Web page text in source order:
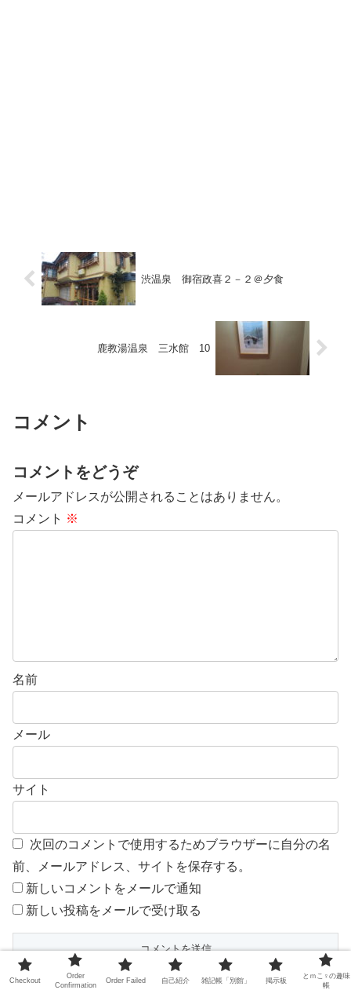
渋温泉 御宿政喜２－２＠夕食
鹿教湯温泉 三水館 10
コメント
コメントをどうぞ
メールアドレスが公開されることはありません。
コメント ※
名前
メール
サイト
次回のコメントで使用するためブラウザーに自分の名
前、メールアドレス、サイトを保存する。
新しいコメントをメールで通知
新しい投稿をメールで受け取る
日本語が含まれない投稿は無視されますのでご注意くださ
Checkout
Order
Confirmation
Order Failed 自己紹介 雑記帳「別館」 掲示板
とｍこ♀の趣味
帳